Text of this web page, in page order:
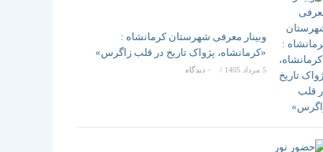
وبینار معرفی شهرستان کرمانشاه :
«کرمانشاه، پژواک تاریخ در قلب زاگرس»
5 مرداد 1405 / ۰ دیدگاه